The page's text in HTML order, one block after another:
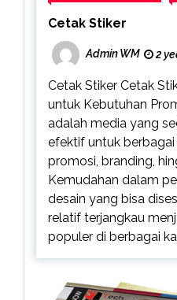
Cetak Stiker
Admin WM 2
Cetak Stiker Cetak
untuk Kebutuhan
adalah media yang
efektif untuk berbagai
promosi, branding,
Kemudahan dalam
desain yang bisa
relatif terjangkau
populer di berbagai